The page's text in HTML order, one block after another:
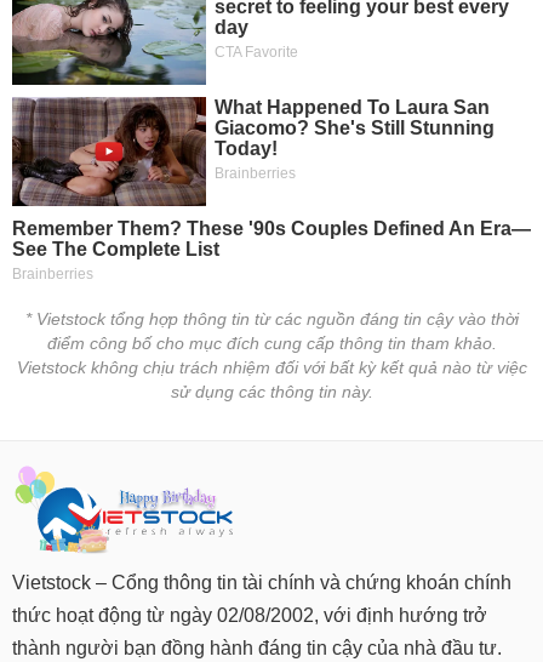
* Vietstock tổng hợp thông tin từ các nguồn đáng tin cậy vào thời
điểm công bố cho mục đích cung cấp thông tin tham khảo.
Vietstock không chịu trách nhiệm đối với bất kỳ kết quả nào từ việc
sử dụng các thông tin này.
Vietstock – Cổng thông tin tài chính và chứng khoán chính
thức hoạt động từ ngày 02/08/2002, với định hướng trở
thành người bạn đồng hành đáng tin cậy của nhà đầu tư.